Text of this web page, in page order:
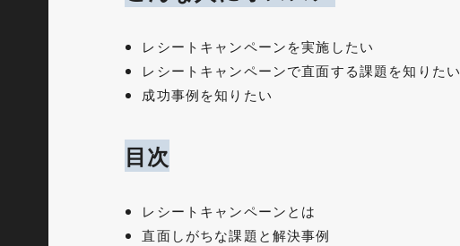
レシートキャンペーンを実施したい
レシートキャンペーンで直面する課題を知りたい
成功事例を知りたい
目次
レシートキャンペーンとは
直面しがちな課題と解決事例